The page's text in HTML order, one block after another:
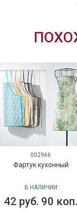
Пинцет
39